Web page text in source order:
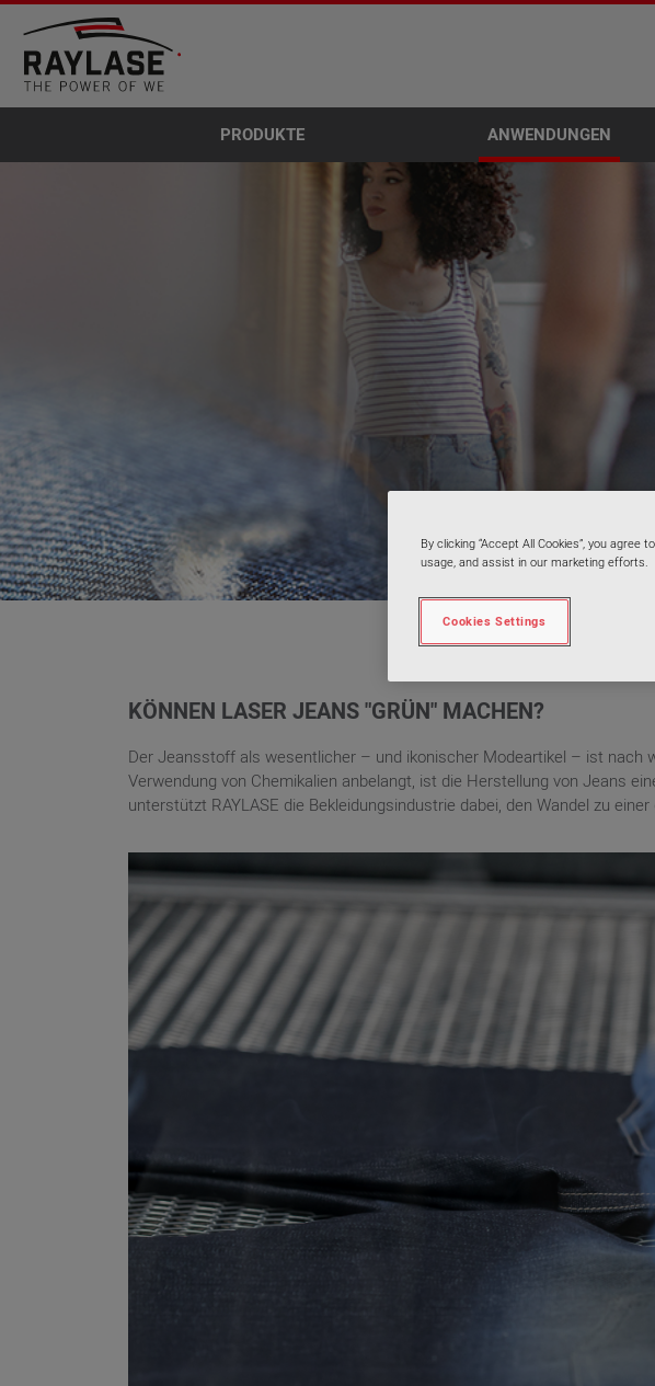
PRODUKTE ANWENDUNGEN
KÖNNEN LASER JEANS "GRÜN" MACHEN?
Der Jeansstoff als wesentlicher – und ikonischer Modeartikel – ist nach
Verwendung von Chemikalien anbelangt, ist die Herstellung von Jeans
unterstützt RAYLASE die Bekleidungsindustrie dabei, den Wandel zu
By clicking “Accept All Cookies”, you
usage, and assist in our marketing efforts.
Cookies Settings